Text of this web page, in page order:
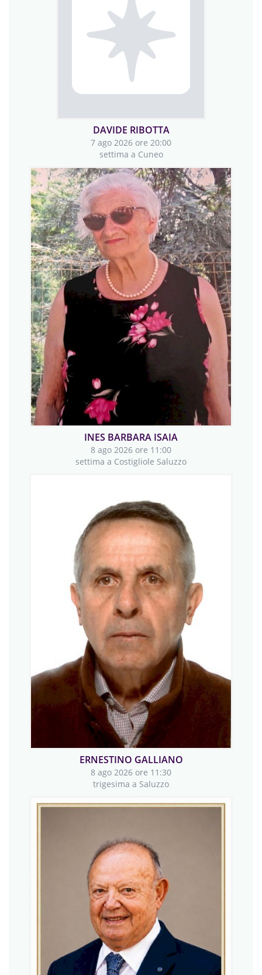
DAVIDE RIBOTTA
7 ago 2026 ore 20:00
settima a Cuneo
INES BARBARA ISAIA
8 ago 2026 ore 11:00
settima a Costigliole Saluzzo
ERNESTINO GALLIANO
8 ago 2026 ore 11:30
trigesima a Saluzzo